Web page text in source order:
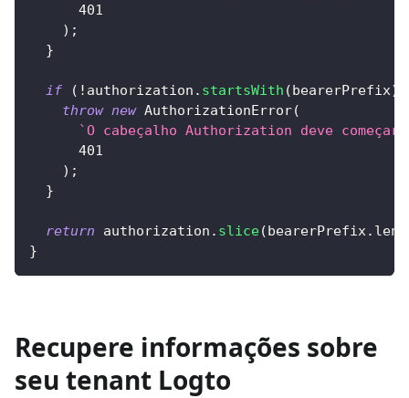
401
) ;
}
if ( ! authorization . startsWith (bearerPrefix)
throw new AuthorizationError(
`O cabeçalho Authorization deve começar
401
) ;
}
return authorization . slice(bearerPrefix .
}
Recupere informações sobre
seu tenant Logto